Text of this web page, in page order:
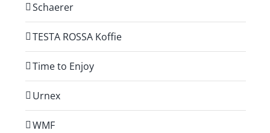
Schaerer
TESTA ROSSA Koffie
Time to Enjoy
Urnex
WMF